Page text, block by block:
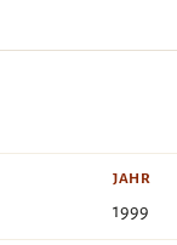
JAHR
1999